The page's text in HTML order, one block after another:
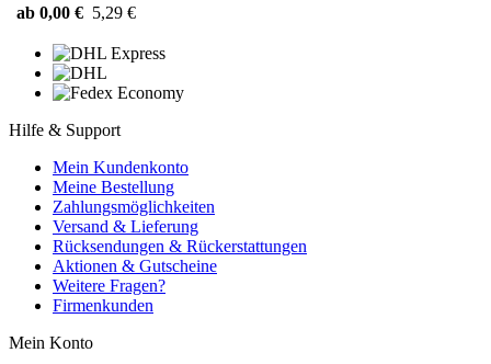
ab 0,00 € 5,29 €
Hilfe & Support
Mein Kundenkonto
Meine Bestellung
Zahlungsmöglichkeiten
Versand & Lieferung
Rücksendungen & Rückerstattungen
Aktionen & Gutscheine
Weitere Fragen?
Firmenkunden
Mein Konto